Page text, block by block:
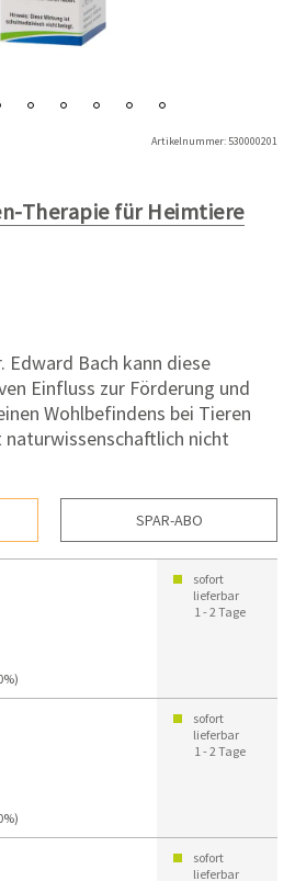
Artikelnummer:530000201
Therapie für Heimtiere
Edward Bach kann diese
Einfluss zur Förderung und
Wohlbefindens bei Tieren
naturwissenschaftlich nicht
SPAR-ABO
sofort
lieferbar
1 - 2 Tage
sofort
lieferbar
1 - 2 Tage
sofort
lieferbar